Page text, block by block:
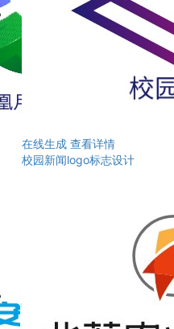
在线生成 查看详情
校园新闻logo标志设计